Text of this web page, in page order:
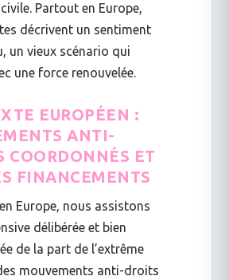
Partout en Europe,
décrivent un sentiment
un vieux scénario qui
une force renouvelée.
EUROPÉEN :
ANTI-
COORDONNÉS ET
FINANCEMENTS
Europe, nous assistons
délibérée et bien
de la part de l’extrême
mouvements anti-droits